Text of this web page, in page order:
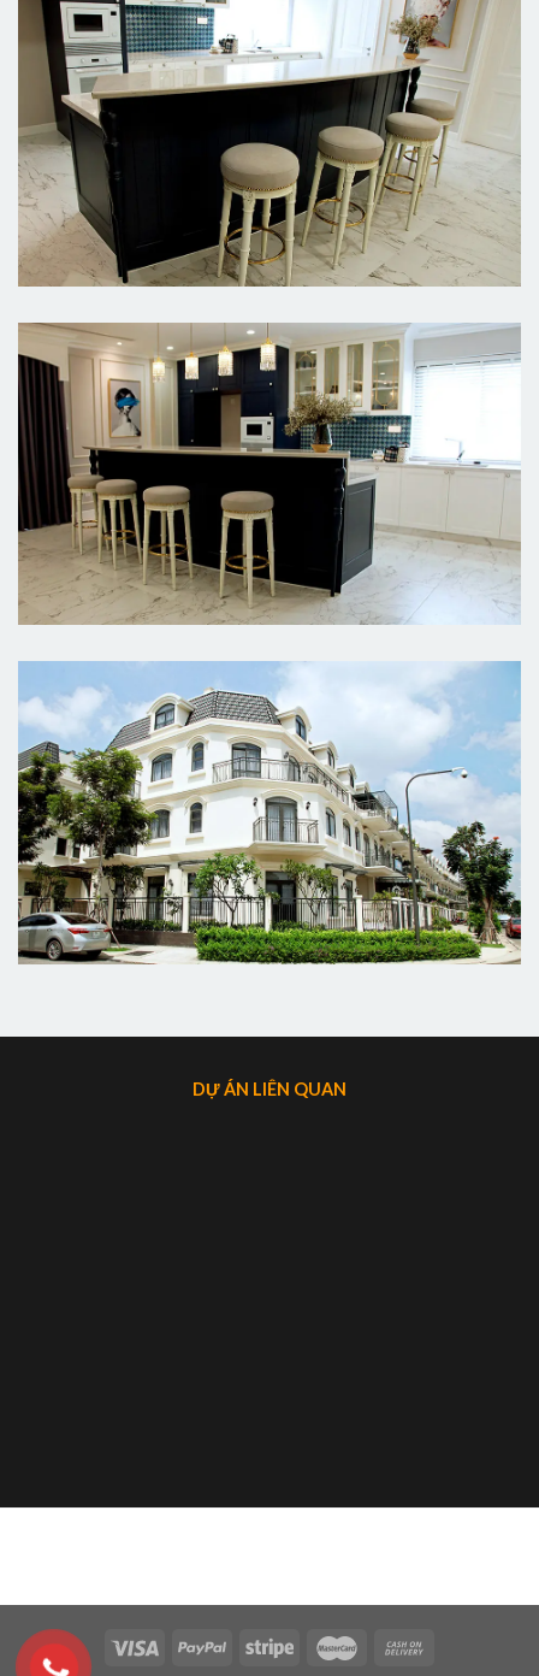
DỰ ÁN LIÊN QUAN